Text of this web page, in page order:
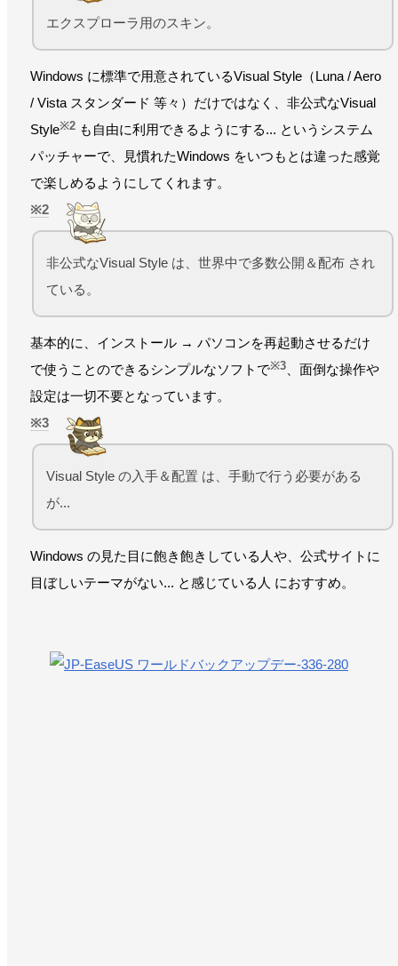
エクスプローラ用のスキン。
Windows に標準で用意されているVisual Style（Luna / Aero
/ Vista スタンダード 等々）だけではなく、非公式なVisual
Style※2 も自由に利用できるようにする... というシステム
パッチャーで、見慣れたWindows をいつもとは違った感覚
で楽しめるようにしてくれます。
2
非公式なVisual Style は、世界中で多数公開＆配布 され
ている。
基本的に、インストール → パソコンを再起動させるだけ
で使うことのできるシンプルなソフトで※3 、面倒な操作や
設定は一切不要となっています。
3
Visual Style の入手＆配置 は、手動で行う必要がある
が...
Windows の見た目に飽き飽きしている人や、公式サイトに
目ぼしいテーマがない... と感じている人 におすすめ。